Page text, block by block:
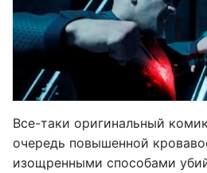
Все-таки оригинальный
очередь повышенной
изощренными способами